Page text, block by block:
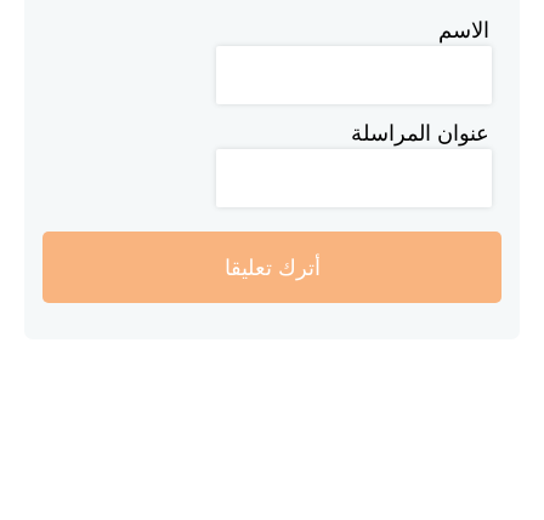
الاسم
عنوان المراسلة
أترك تعليقا